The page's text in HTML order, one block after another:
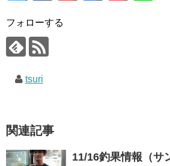
フォローする
tsuri
関連記事
11/16釣果情報（サ